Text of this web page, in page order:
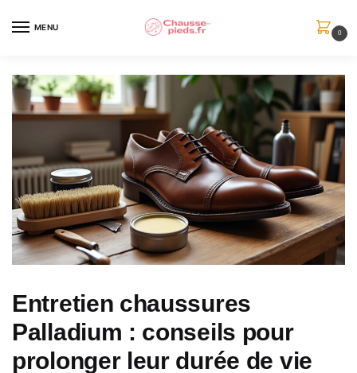
MENU
0
Entretien chaussures
Palladium : conseils pour
prolonger leur durée de vie